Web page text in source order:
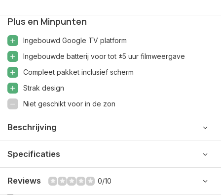
Plus en Minpunten
Ingebouwd Google TV platform
Ingebouwde batterij voor tot ±5 uur filmweergave
Compleet pakket inclusief scherm
Strak design
Niet geschikt voor in de zon
Beschrijving
Specificaties
Reviews 0/10